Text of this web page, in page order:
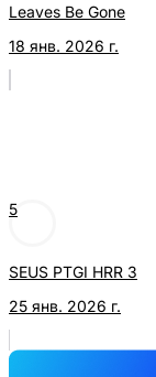
Leaves Be Gone
18 янв. 2026 г.
5
SEUS PTGI HRR 3
25 янв. 2026 г.